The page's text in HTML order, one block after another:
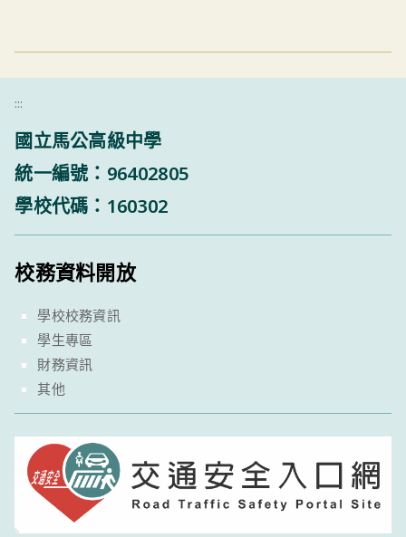
:::
國立馬公高級中學
統一編號：96402805
學校代碼：160302
校務資料開放
學校校務資訊
學生專區
財務資訊
其他